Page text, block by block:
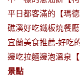
平日都客滿的【瑪
礁溪好吃鐵板燒餐
宜蘭美食推薦-好吃
邊吃拉麵邊泡溫泉
景點